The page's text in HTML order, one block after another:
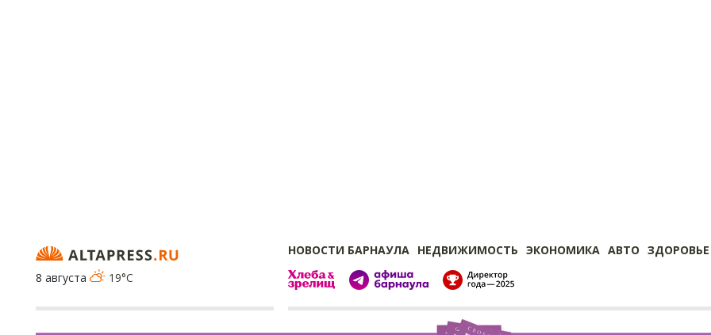
НОВОСТИ БАРНАУЛА НЕДВИЖИМОСТЬ ЭКОНОМИКА АВТО ЗДОРОВЬЕ
8 августа
19°C